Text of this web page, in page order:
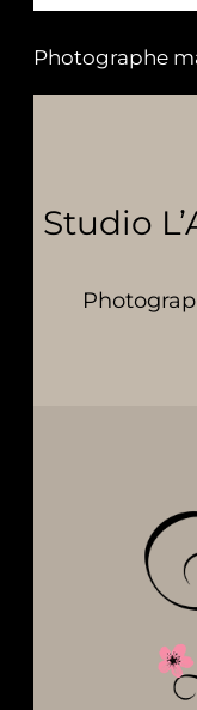
Photographe
Studio